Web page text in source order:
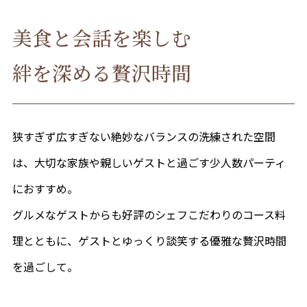
美食と会話を楽しむ
絆を深める贅沢時間
狭すぎず広すぎない絶妙なバランスの洗練された空間
は、大切な家族や親しいゲストと過ごす少人数パーティ
におすすめ。
グルメなゲストからも好評のシェフこだわりのコース料
理とともに、ゲストとゆっくり談笑する優雅な贅沢時間
を過ごして。